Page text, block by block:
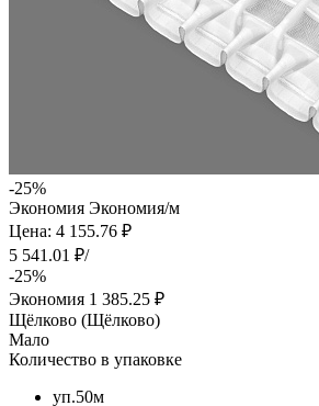
-25%
Экономия Экономия/м
Цена: 4 155.76 ₽
5 541.01 ₽/
-25%
Экономия 1 385.25 ₽
Щёлково (Щёлково)
Мало
Количество в упаковке
уп.50м